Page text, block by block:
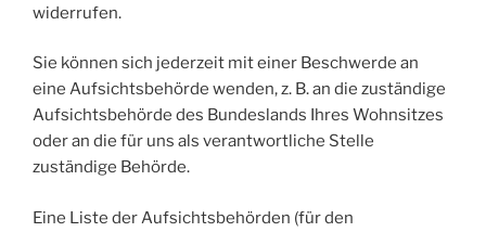
widerrufen.
Sie können sich jederzeit mit einer Beschwerde an
eine Aufsichtsbehörde wenden, z. B. an die zuständige
Aufsichtsbehörde des Bundeslands Ihres Wohnsitzes
oder an die für uns als verantwortliche Stelle
zuständige Behörde.
Eine Liste der Aufsichtsbehörden (für den